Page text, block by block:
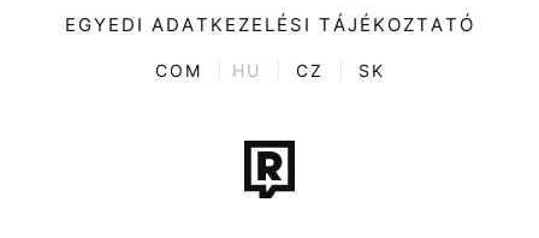
Kultúra
ENTR
Tech-Tudomány
Sport
EGYEDI ADATKEZELÉSI TÁJÉKOZTATÓ
COM HU CZ SK